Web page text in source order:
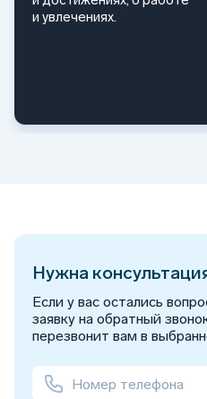
и увлечениях.
Нужна
Если у вас остались
заявку на обратный
перезвонит вам в